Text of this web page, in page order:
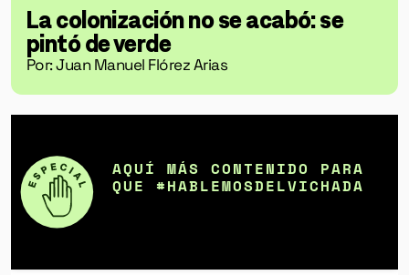
La colonización no se acabó: se
pintó de verde
Por: Juan Manuel Flórez Arias